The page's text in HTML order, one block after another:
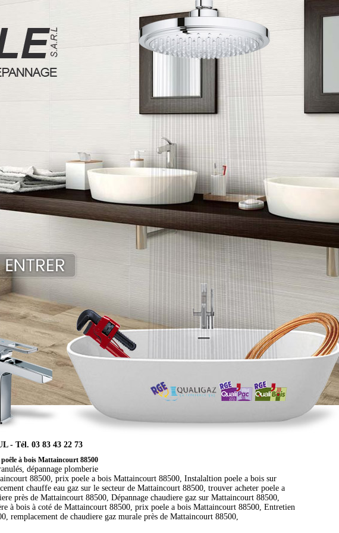
- Tél. 03 83 43 22 73
à bois Mattaincourt 88500
dépannage plomberie
88500, prix poele a bois Mattaincourt 88500, Instalaltion poele a bois sur
chauffe eau gaz sur le secteur de Mattaincourt 88500, trouver acheter poele a
près de Mattaincourt 88500, Dépannage chaudiere gaz sur Mattaincourt 88500,
à bois à coté de Mattaincourt 88500, prix poele a bois Mattaincourt 88500, Entretien
remplacement de chaudiere gaz murale près de Mattaincourt 88500,